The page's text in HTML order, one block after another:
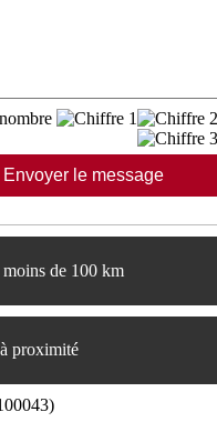
moins de 100 km
proximité